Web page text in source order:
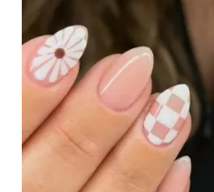
2026:
IDEIAS
DE
PRESENTES
CRIATIVOS
COM
PASSO
A